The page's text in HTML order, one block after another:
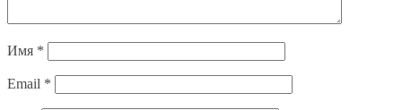
Имя *
Email *